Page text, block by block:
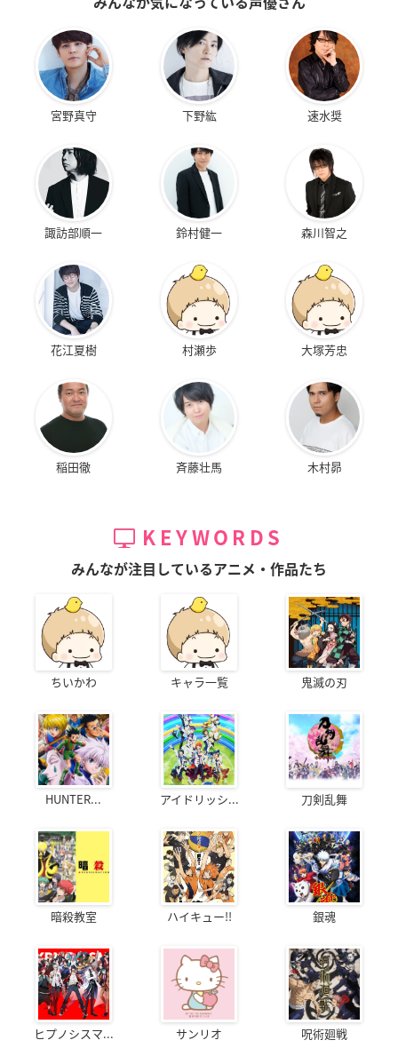
宮野真守 下野紘 速水奨
諏訪部順一 鈴村健一 森川智之
花江夏樹 村瀬歩 大塚芳忠
稲田徹 斉藤壮馬 木村昴
KEYWORDS
みんなが注目しているアニメ・作品たち
ちいかわ キャラ一覧 鬼滅の刃
HUNTER... アイドリッシ... 刀剣乱舞
暗殺教室 ハイキュー!! 銀魂
ヒプノシスマ... サンリオ 呪術廻戦